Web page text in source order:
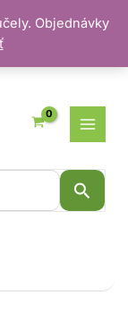
Objednávky